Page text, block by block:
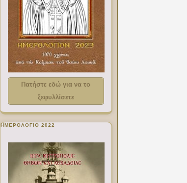
Πατήστε εδώ για να το
ξεφυλλίσετε
ΗΜΕΡΟΛΟΓΙΟ 2022